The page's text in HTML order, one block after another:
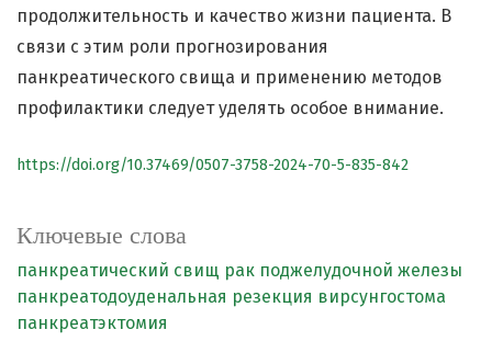
Ключевые слова
панкреатический свищ рак поджелудочной железы
панкреатодоуденальная резекция вирсунгостома
панкреатэктомия
продолжительность и качество жизни пациента. В
связи с этим роли прогнозирования
панкреатического свища и применению методов
профилактики следует уделять особое внимание.
https://doi.org/10.37469/0507-3758-2024-70-5-835-842